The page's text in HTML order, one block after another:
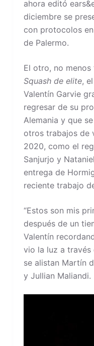
ahora editó
diciembre se
con protocolos
de Palermo.
El otro, no
Squash de elite,
Valentín Garvie
regresar de su
Alemania y que
otros trabajos de
2020, como el
Sanjurjo y
entrega de
reciente trabajo
“Estos son mis
después de un
Valentín
vio la luz a través
se alistan Martín
y Jullian Maliandi.